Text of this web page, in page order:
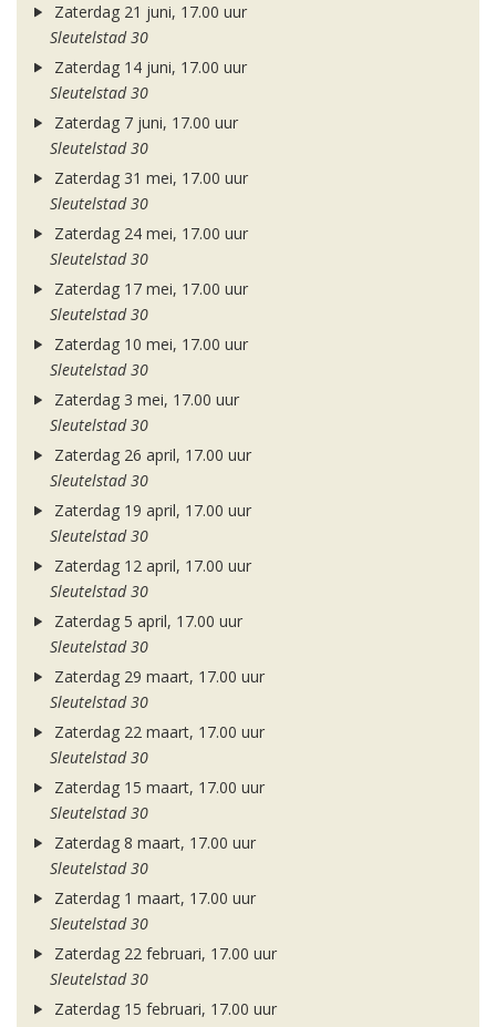
Zaterdag 21 juni, 17.00 uur
Sleutelstad 30
Zaterdag 14 juni, 17.00 uur
Sleutelstad 30
Zaterdag 7 juni, 17.00 uur
Sleutelstad 30
Zaterdag 31 mei, 17.00 uur
Sleutelstad 30
Zaterdag 24 mei, 17.00 uur
Sleutelstad 30
Zaterdag 17 mei, 17.00 uur
Sleutelstad 30
Zaterdag 10 mei, 17.00 uur
Sleutelstad 30
Zaterdag 3 mei, 17.00 uur
Sleutelstad 30
Zaterdag 26 april, 17.00 uur
Sleutelstad 30
Zaterdag 19 april, 17.00 uur
Sleutelstad 30
Zaterdag 12 april, 17.00 uur
Sleutelstad 30
Zaterdag 5 april, 17.00 uur
Sleutelstad 30
Zaterdag 29 maart, 17.00 uur
Sleutelstad 30
Zaterdag 22 maart, 17.00 uur
Sleutelstad 30
Zaterdag 15 maart, 17.00 uur
Sleutelstad 30
Zaterdag 8 maart, 17.00 uur
Sleutelstad 30
Zaterdag 1 maart, 17.00 uur
Sleutelstad 30
Zaterdag 22 februari, 17.00 uur
Sleutelstad 30
Zaterdag 15 februari, 17.00 uur